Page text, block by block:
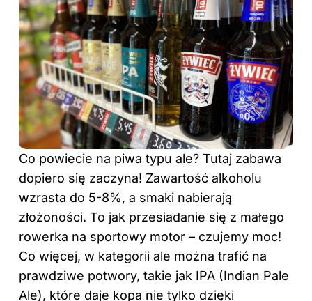
Co powiecie na piwa typu ale? Tutaj zabawa
dopiero się zaczyna! Zawartość alkoholu
wzrasta do 5-8%, a smaki nabierają
złożoności. To jak przesiadanie się z małego
rowerka na sportowy motor – czujemy moc!
Co więcej, w kategorii ale można trafić na
prawdziwe potwory, takie jak IPA (Indian Pale
Ale), które daje kopa nie tylko dzięki